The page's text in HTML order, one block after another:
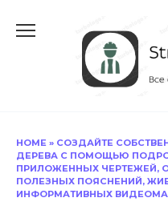
содержанию
HOME » СОЗДАЙТЕ
ДЕРЕВА С ПОМОЩЬЮ
ПРИЛОЖЕННЫХ ЧЕРТЕЖЕЙ,
ПОЛЕЗНЫХ ПОЯСНЕНИЙ,
ИНФОРМАТИВНЫХ